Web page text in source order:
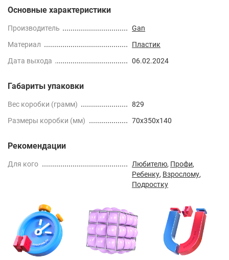
Основные характеристики
Производитель
Gan
Материал
Пластик
Дата выхода
06.02.2024
Габариты упаковки
Вес коробки (грамм)
829
Размеры коробки (мм)
70x350x140
Рекомендации
Для кого Любителю, Профи,
Ребенку, Взрослому,
Подростку